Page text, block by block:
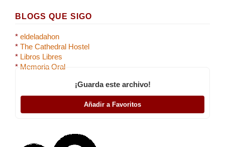
BLOGS QUE SIGO
* eldeladahon
* The Cathedral Hostel
* Libros Libres
* Memoria Oral
¡Guarda este archivo!
Añadir a Favoritos